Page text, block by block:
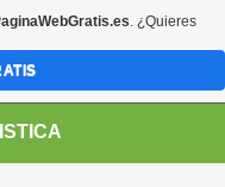
. ¿Quieres